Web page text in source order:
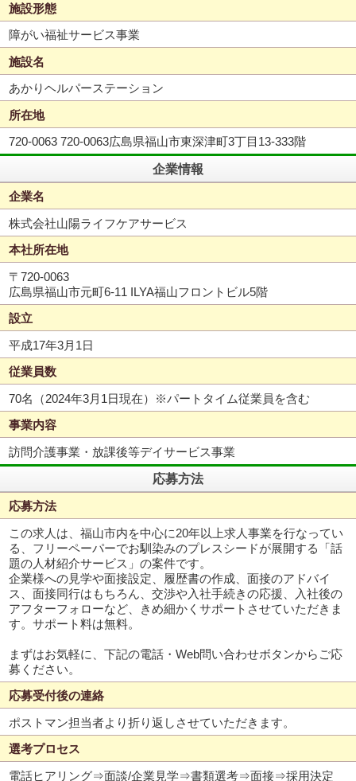
施設形態
障がい福祉サービス事業
施設名
あかりヘルパーステーション
所在地
720-0063 720-0063広島県福山市東深津町3丁目13-333階
企業情報
企業名
株式会社山陽ライフケアサービス
本社所在地
〒720-0063
広島県福山市元町6-11 ILYA福山フロントビル5階
設立
平成17年3月1日
従業員数
70名（2024年3月1日現在）※パートタイム従業員を含む
事業内容
訪問介護事業・放課後等デイサービス事業
応募方法
応募方法
この求人は、福山市内を中心に20年以上求人事業を行なってい
る、フリーペーパーでお馴染みのプレスシードが展開する「話
題の人材紹介サービス」の案件です。
企業様への見学や面接設定、履歴書の作成、面接のアドバイ
ス、面接同行はもちろん、交渉や入社手続きの応援、入社後の
アフターフォローなど、きめ細かくサポートさせていただきま
す。サポート料は無料。
まずはお気軽に、下記の電話・Web問い合わせボタンからご応
募ください。
応募受付後の連絡
ポストマン担当者より折り返しさせていただきます。
選考プロセス
電話ヒアリング⇒面談/企業見学⇒書類選考⇒面接⇒採用決定